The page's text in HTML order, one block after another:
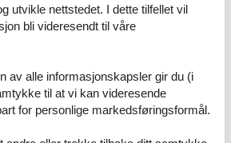
WiFi, washing machine (for shared
from 01.Dec. - 31.Mar.. Linen change
on request (extra). Parking on the
20 km, Gallipoli 45 km, Lecce 50 km,
65 km. Please note: car
for families.
utvikle nettstedet. I dette tilfellet vil
bli videresendt til våre
av alle informasjonskapsler gir du (i
til at vi kan videresende
for personlige markedsføringsformål.